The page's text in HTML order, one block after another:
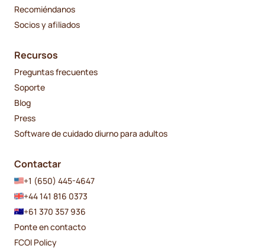
Recomiéndanos
Socios y afiliados
Recursos
Preguntas frecuentes
Soporte
Blog
Press
Software de cuidado diurno para adultos
Contactar
+1 (650) 445-4647
+44 141 816 0373
+61 370 357 936
Ponte en contacto
FCOI Policy